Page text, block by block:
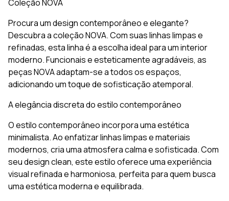
Coleção NOVA
Procura um design contemporâneo e elegante?
Descubra a coleção NOVA. Com suas linhas limpas e
refinadas, esta linha é a escolha ideal para um interior
moderno. Funcionais e esteticamente agradáveis, as
peças NOVA adaptam-se a todos os espaços,
adicionando um toque de sofisticação atemporal.
A elegância discreta do estilo contemporâneo
O estilo contemporâneo incorpora uma estética
minimalista. Ao enfatizar linhas limpas e materiais
modernos, cria uma atmosfera calma e sofisticada. Com
seu design clean, este estilo oferece uma experiência
visual refinada e harmoniosa, perfeita para quem busca
uma estética moderna e equilibrada.